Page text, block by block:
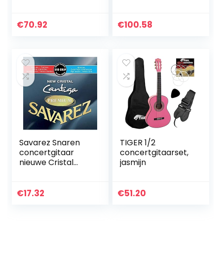
gitaarplectrums
€70.92
Gitaartas,
€100.58
Savarez Snaren
concertgitaar
nieuwe Cristal
spanning
€17.32
TIGER 1/2
concertgitaarset,
jasmijn
€51.20